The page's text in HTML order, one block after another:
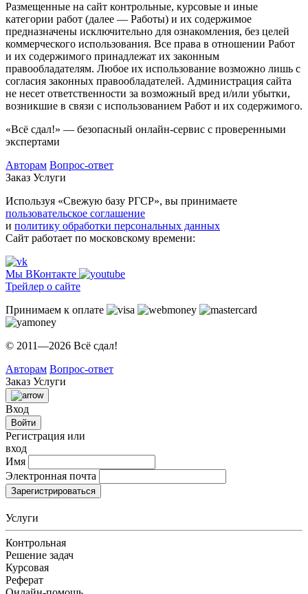
Размещенные на сайт контрольные, курсовые и иные
категории работ (далее — Работы) и их содержимое
предназначены исключительно для ознакомления, без целей
коммерческого использования. Все права в отношении Работ
и их содержимого принадлежат их законным
правообладателям. Любое их использование возможно лишь с
согласия законных правообладателей. Администрация сайта
не несет ответственности за возможный вред и/или убытки,
возникшие в связи с использованием Работ и их содержимого.
«Всё сдал!» — безопасный онлайн-сервис с проверенными
экспертами
Авторам Вопрос-ответ
Заказ Услуги
Используя «Свежую базу РГСР», вы принимаете
пользовательское соглашение
и политику обработки персональных данных
Сайт работает по московскому времени:
Мы ВКонтакте
Трейлер о сайте
Принимаем к оплате
© 2011—2026 Всё сдал!
Авторам Вопрос-ответ
Заказ Услуги
Вход
Войти
Регистрация или
вход
Имя
Электронная почта
Зарегистрироваться
Услуги
Контрольная
Решение задач
Курсовая
Реферат